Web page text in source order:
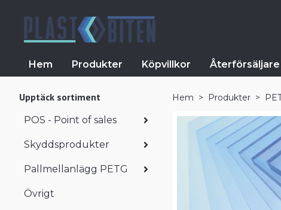
Hem Produkter Köpvillkor Återförsäljare
Upptäck sortiment
POS - Point of sales
Skyddsprodukter
Pallmellanlägg PETG
Övrigt
Hem Produkter